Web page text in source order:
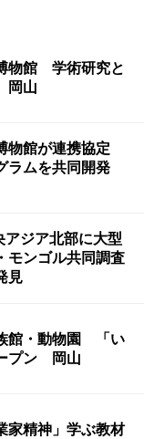
物館 学術研究と
岡山
物館が連携協定
ラムを共同開発
アジア北部に大型
ンゴル共同調査
見
館・動物園 「い
プン 岡山
家精神」学ぶ教材